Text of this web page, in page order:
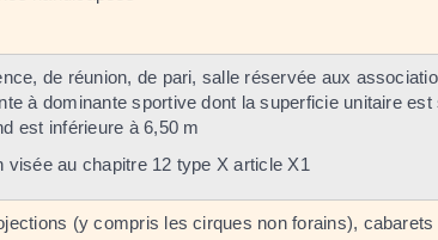
de réunion, de pari, salle réservée aux
à dominante sportive dont la superficie unitaire
est inférieure à 6,50 m
visée au chapitre 12 type X article X1
(y compris les cirques non forains), cabarets